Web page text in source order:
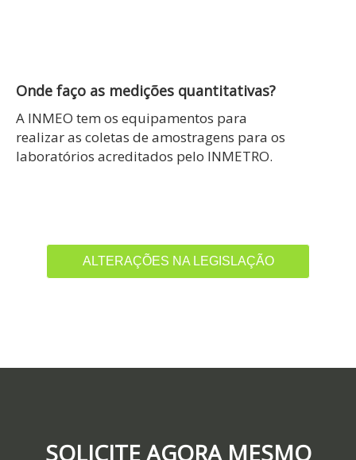
Onde faço as medições quantitativas?
A INMEO tem os equipamentos para
realizar as coletas de amostragens para os
laboratórios acreditados pelo INMETRO.
ALTERAÇÕES NA LEGISLAÇÃO
SOLICITE AGORA MESMO